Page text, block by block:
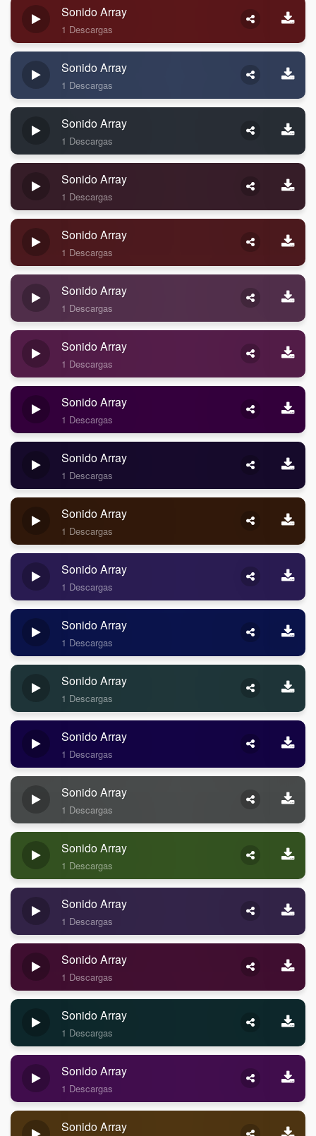
Sonido Array
1 Descargas
Sonido Array
1 Descargas
Sonido Array
1 Descargas
Sonido Array
1 Descargas
Sonido Array
1 Descargas
Sonido Array
1 Descargas
Sonido Array
1 Descargas
Sonido Array
1 Descargas
Sonido Array
1 Descargas
Sonido Array
1 Descargas
Sonido Array
1 Descargas
Sonido Array
1 Descargas
Sonido Array
1 Descargas
Sonido Array
1 Descargas
Sonido Array
1 Descargas
Sonido Array
1 Descargas
Sonido Array
1 Descargas
Sonido Array
1 Descargas
Sonido Array
1 Descargas
Sonido Array
1 Descargas
Sonido Array